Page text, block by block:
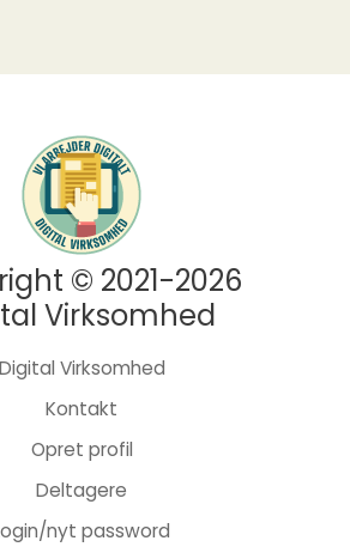
© 2021-2026
Virksomhed
Digital Virksomhed
Kontakt
Opret profil
Deltagere
nyt password